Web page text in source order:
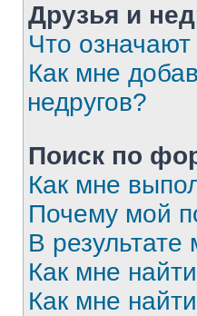
Друзья и
Что означают
Как мне
недругов?
Поиск по
Как мне
Почему мой
В результате
Как мне
Как мне